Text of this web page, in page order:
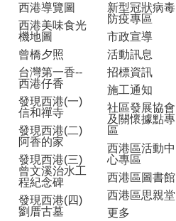
西港導覽圖
西港美味食光
機地圖
曾橋夕照
台灣第一香--
西港仔香
發現西港(一)
信和禪寺
發現西港(二)
阿香的家
發現西港(三)
曾文溪治水工
程紀念碑
發現西港(四)
劉厝古墓
新型冠狀病毒
防疫專區
市政宣導
活動訊息
招標資訊
施工通知
社區發展協會
及關懷據點專
區
西港區活動中
心專區
西港區圖書館
西港區思親堂
更多